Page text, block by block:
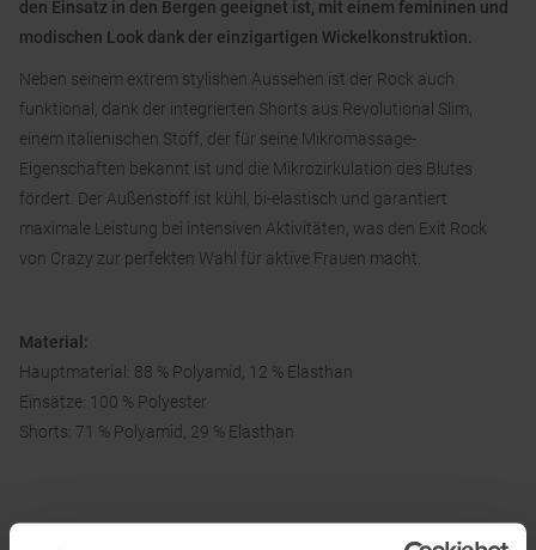
den Einsatz in den Bergen geeignet ist, mit einem femininen und
modischen Look dank der einzigartigen Wickelkonstruktion.
Neben seinem extrem stylishen Aussehen ist der Rock auch
funktional, dank der integrierten Shorts aus Revolutional Slim,
einem italienischen Stoff, der für seine Mikromassage-
Eigenschaften bekannt ist und die Mikrozirkulation des Blutes
fördert. Der Außenstoff ist kühl, bi-elastisch und garantiert
maximale Leistung bei intensiven Aktivitäten, was den Exit Rock
von Crazy zur perfekten Wahl für aktive Frauen macht.
Material:
Hauptmaterial: 88 % Polyamid, 12 % Elasthan
Einsätze: 100 % Polyester
Shorts: 71 % Polyamid, 29 % Elasthan